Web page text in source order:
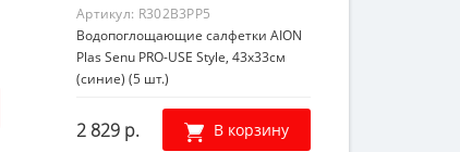
Артикул: R302B3PP5
Водопоглощающие салфетки AION
Plas Senu PRO-USE Style, 43х33см
(синие) (5 шт.)
2 829 р. В корзину